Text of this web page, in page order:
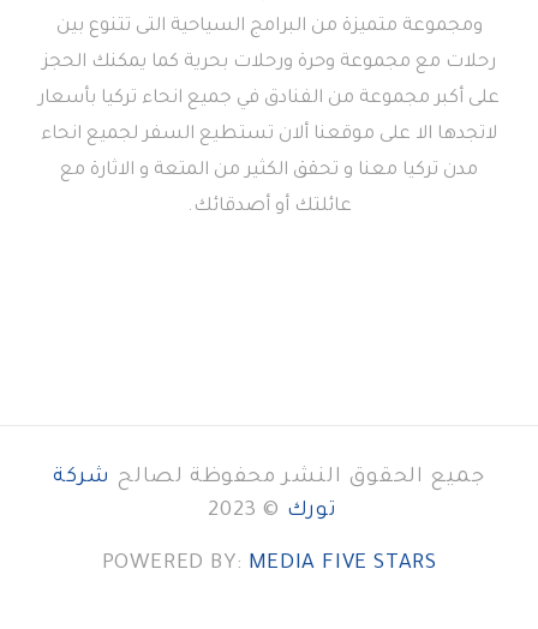
ومجموعة متميزة من البرامج السياحية التى تتنوع بين
رحلات مع مجموعة وحرة ورحلات بحرية كما يمكنك الحجز
على أكبر مجموعة من الفنادق في جميع انحاء تركيا بأسعار
لاتجدها الا على موقعنا ألان تستطيع السفر لجميع انحاء
مدن تركيا معنا و تحقق الكثير من المتعة و الاثارة مع
عائلتك أو أصدقائك.
جميع الحقوق النشر محفوظة لصالح شركة
تورك © 2023
POWERED BY: MEDIA FIVE STARS